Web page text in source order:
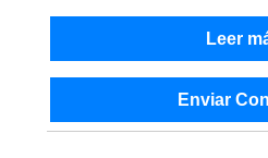
Leer
Enviar